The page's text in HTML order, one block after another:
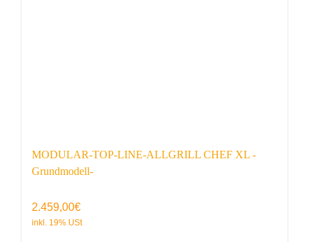
MODULAR-TOP-LINE-ALLGRILL CHEF XL -
Grundmodell-
2.459,00€